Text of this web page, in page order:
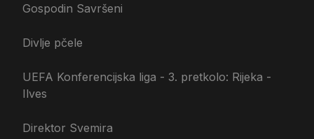
Gospodin Savršeni
Divlje pčele
UEFA Konferencijska liga - 3. pretkolo: Rijeka -
Ilves
Direktor Svemira